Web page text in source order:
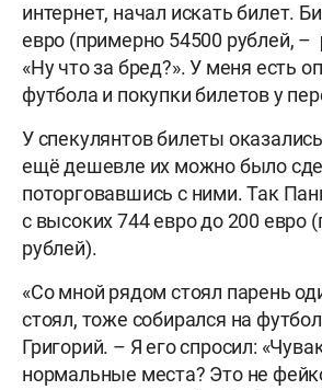
интернет, начал искать билет.
евро (примерно 54500 рублей, –
«Ну что за бред?». У меня есть
футбола и покупки билетов у
У спекулянтов билеты
ещё дешевле их можно было
поторговавшись с ними. Так
с высоких 744 евро до 200 евро
рублей).
«Со мной рядом стоял парень
стоял, тоже собирался на
Григорий. – Я его спросил:
нормальные места? Это не